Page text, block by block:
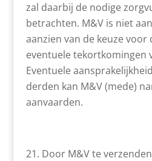
zal daarbij de nodige
betrachten. M&V is niet
aanzien van de keuze
eventuele tekortkomingen
Eventuele
derden kan M&V (mede)
aanvaarden.
Door M&V te